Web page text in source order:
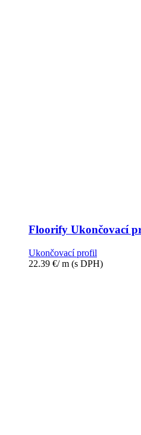
Floorify Ukončovací
Ukončovací profil
22.39 €/ m (s DPH)